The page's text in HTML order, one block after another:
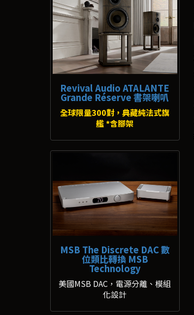
Revival Audio ATALANTE
Grande Réserve 書架喇叭
全球限量300對，典藏純法式旗
艦 *含腳架
MSB The Discrete DAC 數
位類比轉換 MSB
Technology
美國MSB DAC，電源分離、模組
化設計